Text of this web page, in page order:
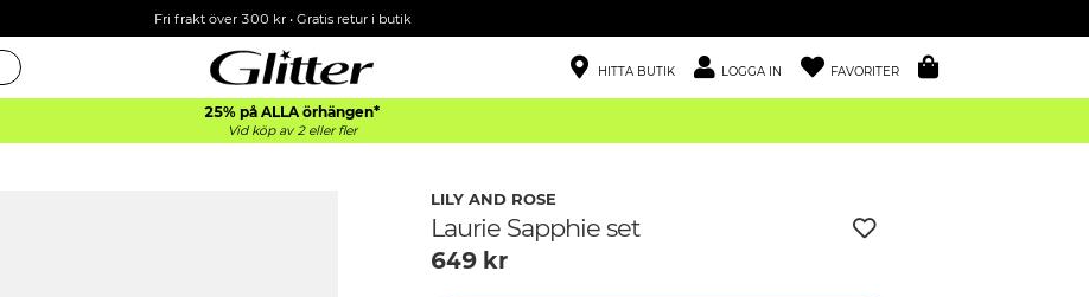
Fri frakt över 300 kr• Gratis retur i butik
HITTA BUTIK LOGGA IN FAVORITER
25% på ALLA örhängen*
Vid köp av 2 eller fler
LILY AND ROSE
Laurie Sapphie set
649kr